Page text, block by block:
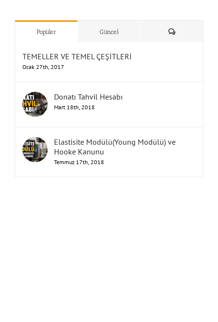
& ”Humbarahane”
Popüler Güncel Yorum
TEMELLER VE TEMEL ÇEŞİTLERİ
Ocak 27th, 2017
Donatı Tahvil Hesabı
Mart 18th, 2018
Elastisite Modülü(Young Modülü) ve
Hooke Kanunu
Temmuz 17th, 2018